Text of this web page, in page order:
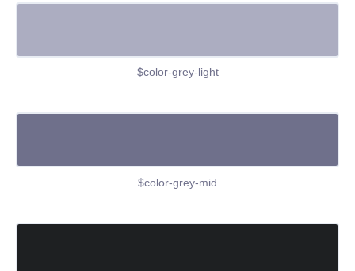
$color-grey-light
$color-grey-mid